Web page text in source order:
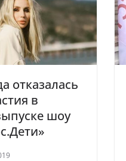
отказалась
в
шоу